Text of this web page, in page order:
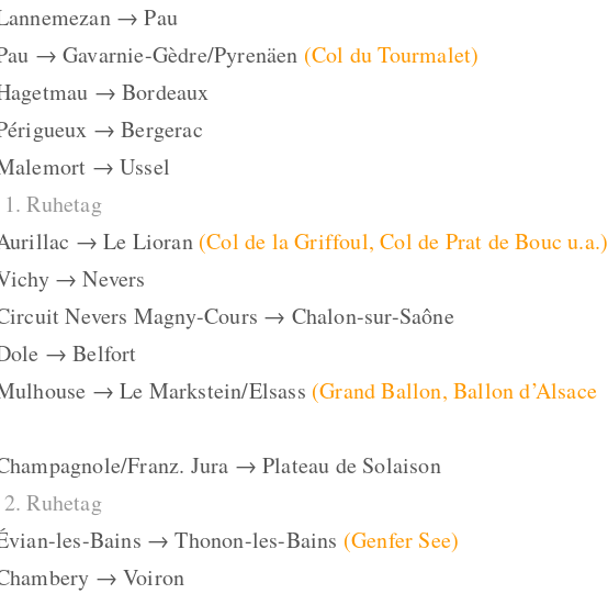
→ Pau
→ Gavarnie-Gèdre/Pyrenäen (Col du Tourmalet)
→ Bordeaux
→ Bergerac
→ Ussel
Ruhetag
→ Le Lioran(Col de la Griffoul, Col de Prat de Bouc u.a.)
→ Nevers
Nevers Magny-Cours → Chalon-sur-Saône
→ Belfort
→ Le Markstein/Elsass (Grand Ballon, Ballon d’Alsace
Franz. Jura → Plateau de Solaison
Ruhetag
les-Bains → Thonon-les-Bains (Genfer See)
→ Voiron